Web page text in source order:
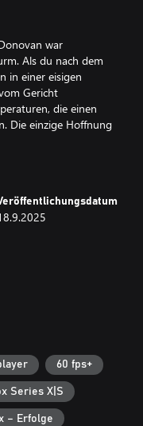
war
Als du nach dem
in einer eisigen
Gericht
die einen
Die einzige Hoffnung
zu finden und
einsetzen, um
zu finden und zum
hat … und was
verursacht.
60 fps+
Series X|S
– Erfolge